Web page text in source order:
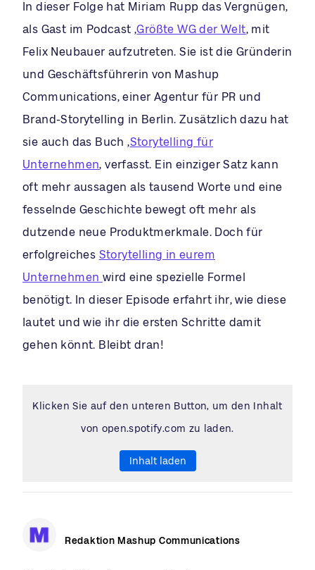
In dieser Folge hat Miriam Rupp das Vergnügen,
als Gast im Podcast ‚Größte WG der Welt‚ mit
Felix Neubauer aufzutreten. Sie ist die Gründerin
und Geschäftsführerin von Mashup
Communications, einer Agentur für PR und
Brand-Storytelling in Berlin. Zusätzlich dazu hat
sie auch das Buch ‚Storytelling für
Unternehmen‚ verfasst. Ein einziger Satz kann
oft mehr aussagen als tausend Worte und eine
fesselnde Geschichte bewegt oft mehr als
dutzende neue Produktmerkmale. Doch für
erfolgreiches Storytelling in eurem
Unternehmen wird eine spezielle Formel
benötigt. In dieser Episode erfahrt ihr, wie diese
lautet und wie ihr die ersten Schritte damit
gehen könnt. Bleibt dran!
Klicken Sie auf den unteren Button, um den Inhalt
von open.spotify.com zu laden.
Inhalt laden
Redaktion Mashup Communications